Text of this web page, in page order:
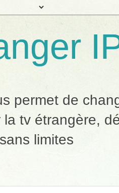
permet de
la tv étrangère,
limites